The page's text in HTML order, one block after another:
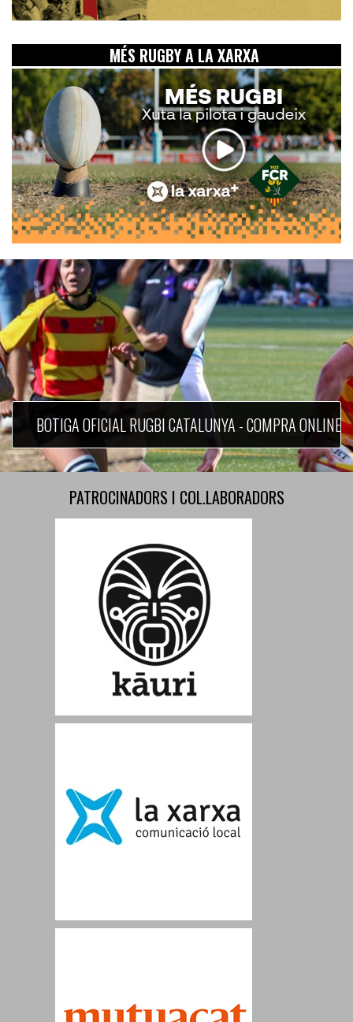
MÉS RUGBY A LA XARXA
BOTIGA OFICIAL RUGBI CATALUNYA - COMPRA ONLINE
PATROCINADORS I COL.LABORADORS